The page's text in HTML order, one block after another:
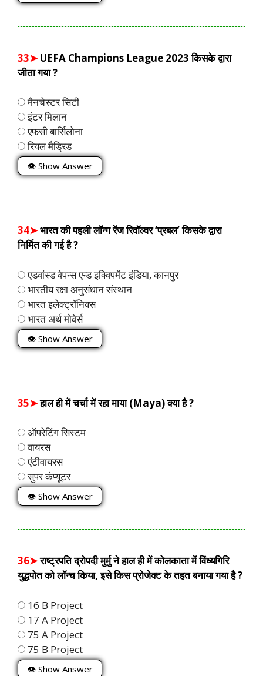
33➤UEFA Champions League 2023 किसके द्वारा
जीता गया ?
मैनचेस्टर सिटी
इंटर मिलान
एफसी बार्सिलोना
रियल मैड्रिड
👁 Show Answer
34➤भारत की पहली लॉन्ग रेंज रिवॉल्वर ‘प्रबल’ किसके द्वारा
निर्मित की गई है ?
एडवांस्ड वेपन्स एन्ड इक्विपमेंट इंडिया, कानपुर
भारतीय रक्षा अनुसंधान संस्थान
भारत इलेक्ट्रॉनिक्स
भारत अर्थ मोवेर्स
👁 Show Answer
35➤हाल ही में चर्चा में रहा माया (Maya) क्या है ?
ऑपरेटिंग सिस्टम
वायरस
एंटीवायरस
सुपर कंप्यूटर
👁 Show Answer
36➤राष्ट्रपति द्रोपदी मुर्मु ने हाल ही में कोलकाता में विंध्यगिरि
युद्धपोत को लॉन्च किया, इसे किस प्रोजेक्ट के तहत बनाया गया है ?
16 B Project
17 A Project
75 A Project
75 B Project
👁 Show Answer